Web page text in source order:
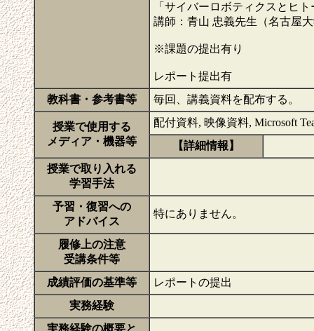
「サイバーロボティクスとヒ
講師：青山 忠義先生（名古屋
※課題の提出有り
レポート提出有
教科書・参考書等
毎回、講義資料を配布する。
授業で使用する
メディア・機器等
配付資料, 映像資料, Microsoft
【詳細情報】
授業で取り入れる
学習手法
予習・復習への
アドバイス
特にありません。
履修上の注意
受講条件等
成績評価の基準等
レポートの提出
実務経験
実務経験の概要と